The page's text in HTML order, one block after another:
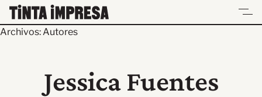
Skip
content
UN ESPACIO PARA LECTORES Y LECTURAS
Archivos:Autores
Jessica Fuentes